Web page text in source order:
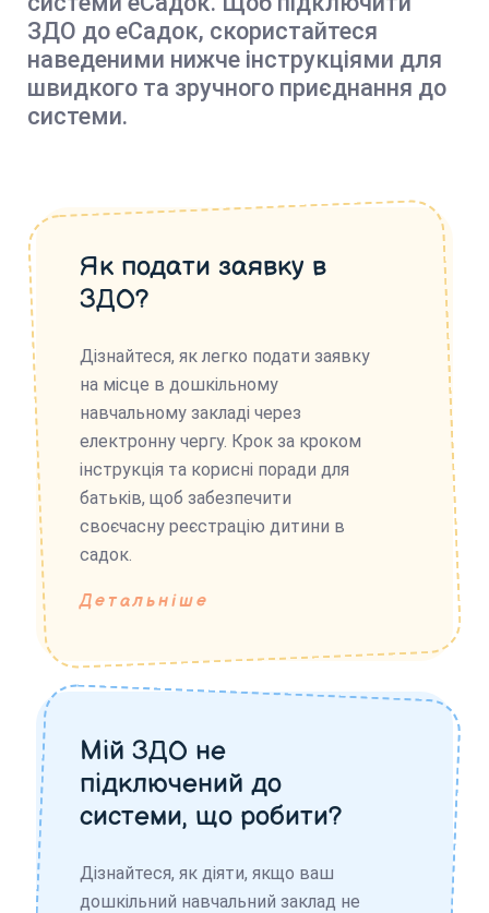
ЗДО до еСадок, скористайтеся
наведеними нижче інструкціями для
швидкого та зручного приєднання до
системи.
Як подати заявку в
ЗДО?
Дізнайтеся, як легко подати заявку
на місце в дошкільному
навчальному закладі через
електронну чергу. Крок за кроком
інструкція та корисні поради для
батьків, щоб забезпечити
своєчасну реєстрацію дитини в
садок.
Детальніше
Мій ЗДО не
підключений до
системи, що робити?
Дізнайтеся, як діяти, якщо ваш
дошкільний навчальний заклад не